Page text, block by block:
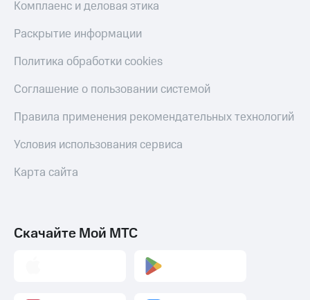
Комплаенс и деловая этика
Раскрытие информации
Политика обработки cookies
Соглашение о пользовании системой
Правила применения рекомендательных технологий
Условия использования сервиса
Карта сайта
Скачайте Мой МТС